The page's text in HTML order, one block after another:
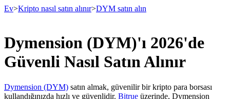
Vadeli İşlemler
Ev>Kripto nasıl satın alınır>DYM satın alın
Dymension (DYM)'ı 2026'de
Güvenli Nasıl Satın Alınır
Dymension (DYM) satın almak, güvenilir bir kripto para borsası
kullandığınızda hızlı ve güvenlidir. Bitrue üzerinde, Dymension